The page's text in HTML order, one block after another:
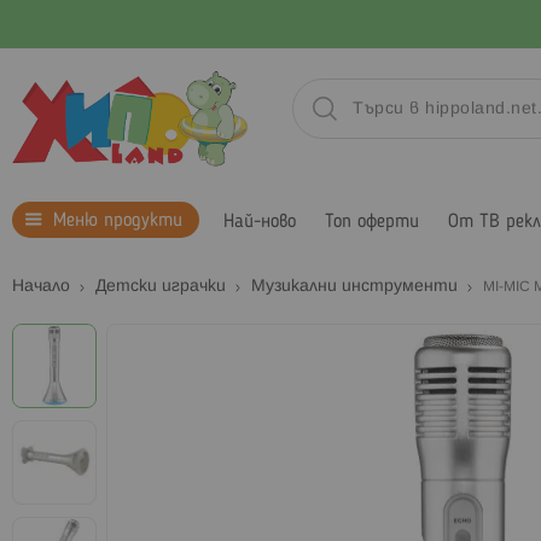
Меню продукти Най-ново Топ оферти От ТВ
Начало Детски играчки Музикални инструменти MI-
Преминете
на
на
изображенията